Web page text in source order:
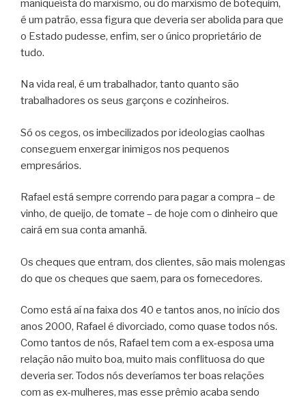
maniqueísta do marxismo, ou do marxismo de botequim,
é um patrão, essa figura que deveria ser abolida para que
o Estado pudesse, enfim, ser o único proprietário de
tudo.
Na vida real, é um trabalhador, tanto quanto são
trabalhadores os seus garçons e cozinheiros.
Só os cegos, os imbecilizados por ideologias caolhas
conseguem enxergar inimigos nos pequenos
empresários.
Rafael está sempre correndo para pagar a compra – de
vinho, de queijo, de tomate – de hoje com o dinheiro que
cairá em sua conta amanhã.
Os cheques que entram, dos clientes, são mais molengas
do que os cheques que saem, para os fornecedores.
Como está aí na faixa dos 40 e tantos anos, no início dos
anos 2000, Rafael é divorciado, como quase todos nós.
Como tantos de nós, Rafael tem com a ex-esposa uma
relação não muito boa, muito mais conflituosa do que
deveria ser. Todos nós deveríamos ter boas relações
com as ex-mulheres, mas esse prêmio acaba sendo